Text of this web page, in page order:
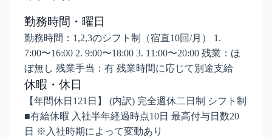
勤務時間・曜日
勤務時間：1,2,3のシフト制（宿直10回/月） 1.
7:00〜16:00 2. 9:00〜18:00 3. 11:00〜20:00 残業：ほ
ぼ無し 残業手当：有 残業時間に応じて別途支給
休暇・休日
【年間休日121日】 (内訳) 完全週休二日制 シフト制
■有給休暇 入社半年経過時点10日 最高付与日数20
日 ※入社時期によって変動あり